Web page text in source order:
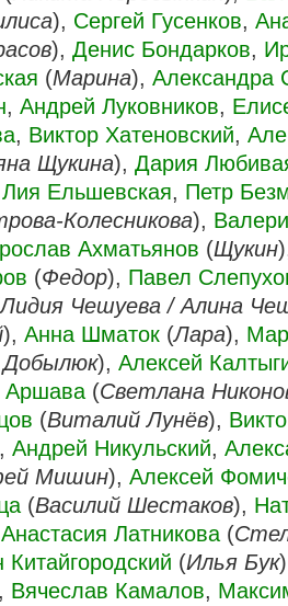
), Сергей Гусенков,
), Денис Бондарков,
(Марина), Александра
, Андрей Луковников,
, Виктор Хатеновский,
Щукина), Дария
Лия Ельшевская, Петр
Колесникова),
Ахматьянов (Щукин
(Федор), Павел
Лидия Чешуева / Алина
), Анна Шматок (Лара),
Добылюк), Алексей
Аршава (Светлана
(Виталий Лунёв),
Андрей Никульский,
Мишин), Алексей
(Василий Шестаков),
Анастасия Латникова (
Китайгородский (Илья Бук
Вячеслав Камалов,